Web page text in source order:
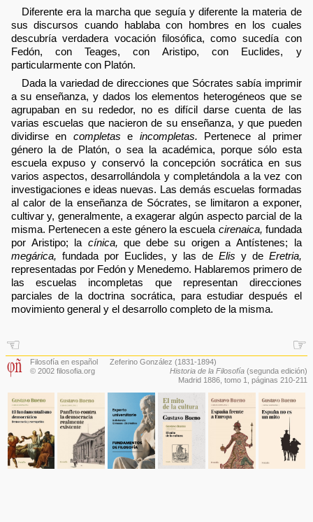
Diferente era la marcha que seguía y diferente la materia de
sus discursos cuando hablaba con hombres en los cuales
descubría verdadera vocación filosófica, como sucedía con
Fedón, con Teages, con Aristipo, con Euclides, y
particularmente con Platón.
Dada la variedad de direcciones que Sócrates sabía imprimir
a su enseñanza, y dados los elementos heterogéneos que se
agrupaban en su rededor, no es difícil darse cuenta de las
varias escuelas que nacieron de su enseñanza, y que pueden
dividirse en completas e incompletas. Pertenece al primer
género la de Platón, o sea la académica, porque sólo esta
escuela expuso y conservó la concepción socrática en sus
varios aspectos, desarrollándola y completándola a la vez con
investigaciones e ideas nuevas. Las demás escuelas formadas
al calor de la enseñanza de Sócrates, se limitaron a exponer,
cultivar y, generalmente, a exagerar algún aspecto parcial de la
misma. Pertenecen a este género la escuela cirenaica, fundada
por Aristipo; la cínica, que debe su origen a Antístenes; la
megárica, fundada por Euclides, y las de Elis y de Eretria,
representadas por Fedón y Menedemo. Hablaremos primero de
las escuelas incompletas que representan direcciones
parciales de la doctrina socrática, para estudiar después el
movimiento general y el desarrollo completo de la misma.
☜ ☞
Filosofía en español
© 2002 filosofia.org
Zeferino González (1831-1894)
Historia de la Filosofía(segunda edición)
Madrid 1886, tomo 1 , páginas 210-211